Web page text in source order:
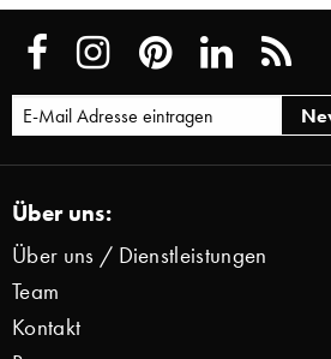
Über uns:
Über uns / Dienstleistungen
Team
Kontakt